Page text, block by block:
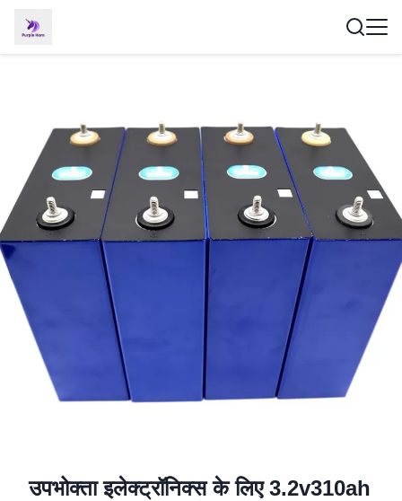
उपभोक्ता इलेक्ट्रॉनिक्स के लिए 3.2v310ah